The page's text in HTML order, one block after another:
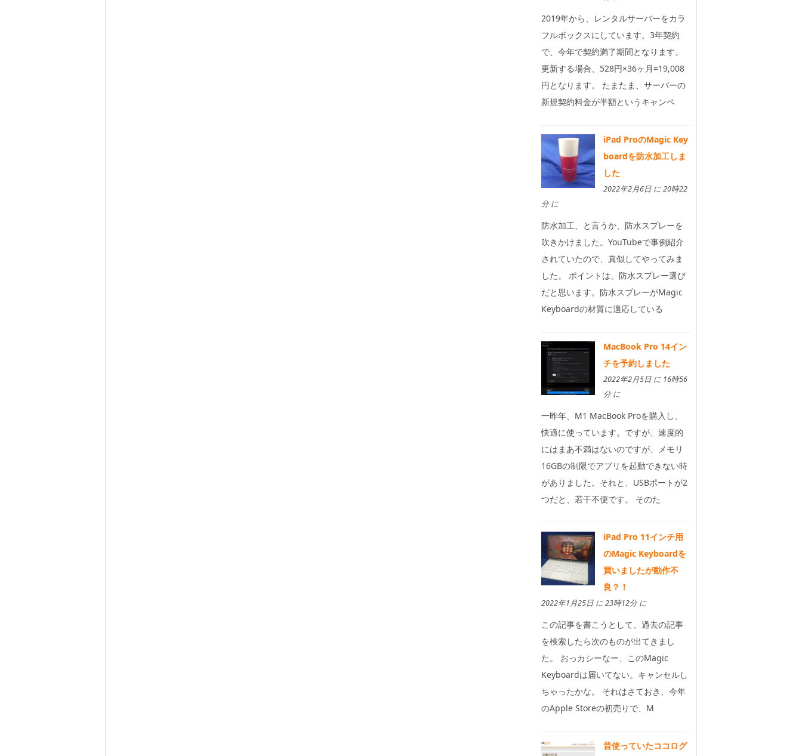
2019年から、レンタルサーバーをカラ
フルボックスにしています。3年契約
で、今年で契約満了期間となります。
更新する場合、528円×36ヶ月=19,008
円となります。 たまたま、サーバーの
新規契約料金が半額というキャンペ
iPad ProのMagic Key
boardを防水加工しま
した
2022年2月6日 に 20時22
分 に
防水加工、と言うか、防水スプレーを
吹きかけました。YouTubeで事例紹介
されていたので、真似してやってみま
した。 ポイントは、防水スプレー選び
だと思います。防水スプレーがMagic
Keyboardの材質に適応している
MacBook Pro 14イン
チを予約しました
2022年2月5日 に 16時56
分 に
一昨年、M1 MacBook Proを購入し、
快適に使っています。ですが、速度的
にはまあ不満はないのですが、メモリ
16GBの制限でアプリを起動できない時
がありました。それと、USBポートが2
つだと、若干不便です。 そのた
iPad Pro 11インチ用
のMagic Keyboardを
買いましたが動作不
良？！
2022年1月25日 に 23時12分 に
この記事を書こうとして、過去の記事
を検索したら次のものが出てきまし
た。 おっカシーなー、このMagic
Keyboardは届いてない。キャンセルし
ちゃったかな。 それはさておき、今年
のApple Storeの初売りで、M
昔使っていたココログ